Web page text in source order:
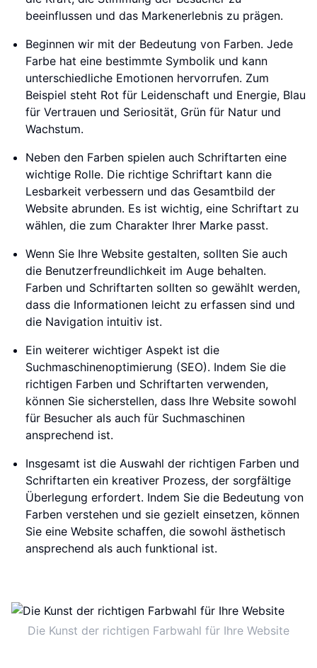
beeinflussen und das Markenerlebnis zu prägen.
Beginnen wir mit der Bedeutung von Farben. Jede
Farbe hat eine bestimmte Symbolik und kann
unterschiedliche Emotionen hervorrufen. Zum
Beispiel steht Rot für Leidenschaft und Energie, Blau
für Vertrauen und Seriosität, Grün für Natur und
Wachstum.
Neben den Farben spielen auch Schriftarten eine
wichtige Rolle. Die richtige Schriftart kann die
Lesbarkeit verbessern und das Gesamtbild der
Website abrunden. Es ist wichtig, eine Schriftart zu
wählen, die zum Charakter Ihrer Marke passt.
Wenn Sie Ihre Website gestalten, sollten Sie auch
die Benutzerfreundlichkeit im Auge behalten.
Farben und Schriftarten sollten so gewählt werden,
dass die Informationen leicht zu erfassen sind und
die Navigation intuitiv ist.
Ein weiterer wichtiger Aspekt ist die
Suchmaschinenoptimierung (SEO). Indem Sie die
richtigen Farben und Schriftarten verwenden,
können Sie sicherstellen, dass Ihre Website sowohl
für Besucher als auch für Suchmaschinen
ansprechend ist.
Insgesamt ist die Auswahl der richtigen Farben und
Schriftarten ein kreativer Prozess, der sorgfältige
Überlegung erfordert. Indem Sie die Bedeutung von
Farben verstehen und sie gezielt einsetzen, können
Sie eine Website schaffen, die sowohl ästhetisch
ansprechend als auch funktional ist.
Die Kunst der richtigen Farbwahl für Ihre Website